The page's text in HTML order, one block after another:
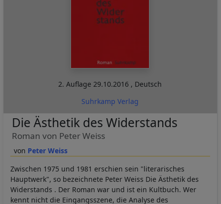
2. Auflage 29.10.2016 , Deutsch
Suhrkamp Verlag
Peter Weiss
Die Ästhetik des Widerstands
Roman von Peter Weiss
Zwischen 1975 und 1981 erschien sein "literarisches
Hauptwerk", so bezeichnete Peter Weiss Die Ästhetik des
Widerstands . Der Roman war und ist ein Kultbuch. Wer
kennt nicht die Eingangsszene, die Analyse des